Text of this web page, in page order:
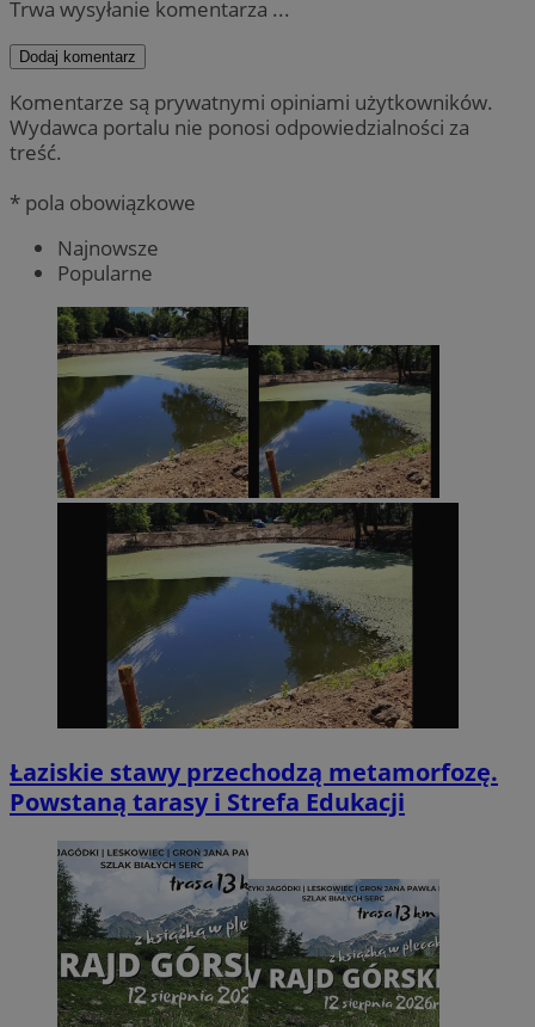
Trwa wysyłanie komentarza ...
Dodaj komentarz
Komentarze są prywatnymi opiniami użytkowników.
Wydawca portalu nie ponosi odpowiedzialności za
treść.
* pola obowiązkowe
Najnowsze
Popularne
Łaziskie stawy przechodzą metamorfozę.
Powstaną tarasy i Strefa Edukacji